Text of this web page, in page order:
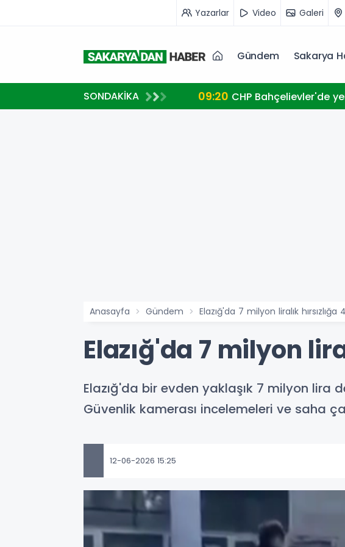
Yazarlar Video Galeri
Gündem Sakarya
SONDAKİKA 09:20 CHP Bahçelievler'de
Anasayfa Gündem Elazığ'da 7 milyon liralık
Elazığ'da 7 milyon
Elazığ'da bir evden yaklaşık 7 milyon lira
Güvenlik kamerası incelemeleri ve saha
12-06-2026 15:25